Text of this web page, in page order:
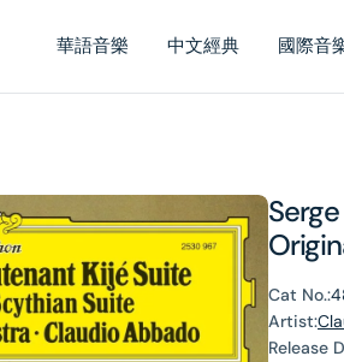
華語音樂 中文經典 國際音
Cat No.:
Artist:
Release